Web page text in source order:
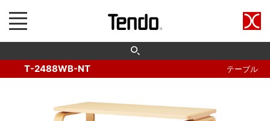
T-2488WB-NT テーブル